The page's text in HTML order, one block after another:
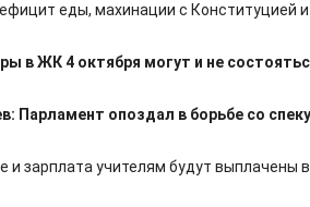
еды, махинации с Конституцией и
в ЖК 4 октября могут и не
Парламент опоздал в борьбе со
и зарплата учителям будут выплачены